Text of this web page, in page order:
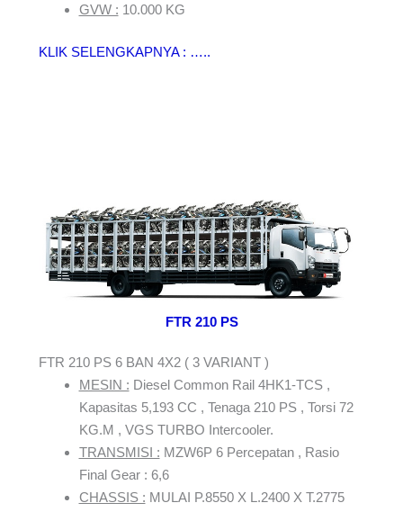
GVW : 10.000 KG
KLIK SELENGKAPNYA : …..
FTR 210 PS
FTR 210 PS 6 BAN 4X2 ( 3 VARIANT )
MESIN : Diesel Common Rail 4HK1-TCS ,
Kapasitas 5,193 CC , Tenaga 210 PS , Torsi 72
KG.M , VGS TURBO Intercooler.
TRANSMISI : MZW6P 6 Percepatan , Rasio
Final Gear : 6,6
CHASSIS : MULAI P.8550 X L.2400 X T.2775